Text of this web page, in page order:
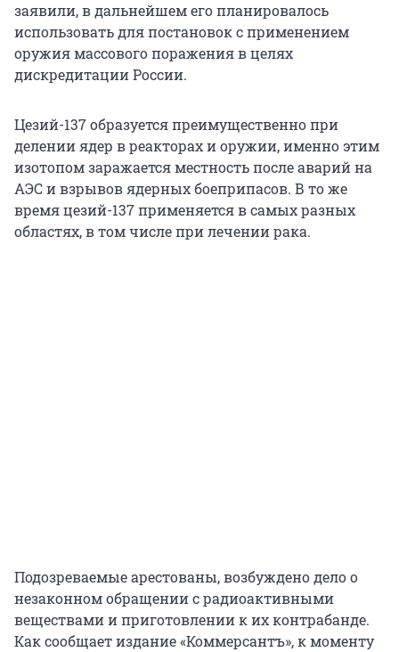
заявили, в дальнейшем его планировалось
использовать для постановок с применением
оружия массового поражения в целях
дискредитации России.
Цезий-137 образуется преимущественно при
делении ядер в реакторах и оружии, именно этим
изотопом заражается местность после аварий на
АЭС и взрывов ядерных боеприпасов. В то же
время цезий-137 применяется в самых разных
областях, в том числе при лечении рака.
Подозреваемые арестованы, возбуждено дело о
незаконном обращении с радиоактивными
веществами и приготовлении к их контрабанде.
Как сообщает издание «Коммерсантъ», к моменту